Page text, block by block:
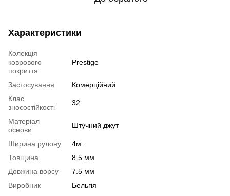
Характеристики
Колекція
коврового
покриття
Prestige
Застосування
Комерційний
Клас
зносостійкості
32
Матеріал
основи
Штучний джут
Ширина рулону
4м.
Товщина
8.5 мм
Довжина ворсу
7.5 мм
Виробник
Бельгія